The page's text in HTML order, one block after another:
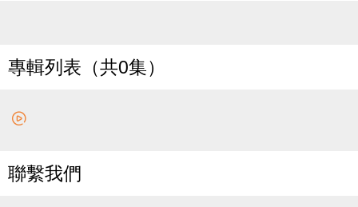
專輯列表（共0集）
聯繫我們